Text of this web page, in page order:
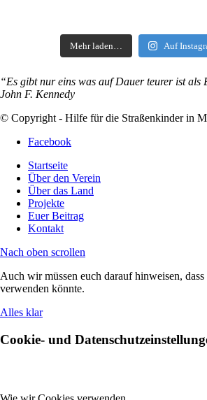
Mehr laden… Auf
“Es gibt nur eins was auf Dauer teurer ist
John F. Kennedy
© Copyright - Hilfe für die Straßenkinder in
Facebook
Startseite
Über den Verein
Über das Land
Projekte
Euer Beitrag
Kontakt
Nach oben scrollen
Auch wir müssen euch darauf hinweisen,
verwenden könnte.
Alles klar
Cookie- und